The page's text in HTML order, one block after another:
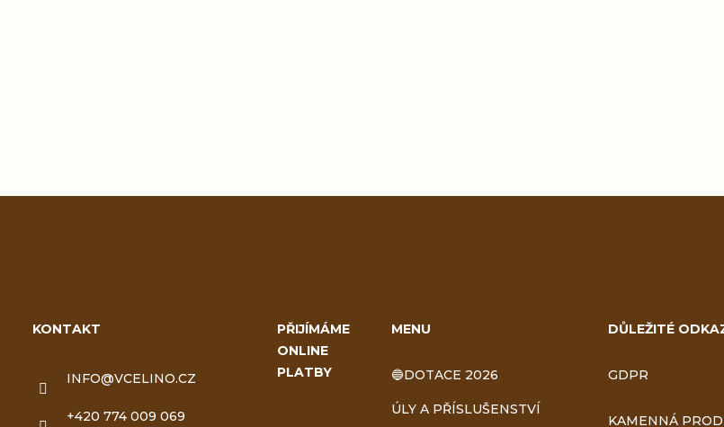
KONTAKT
INFO@VCELINO.CZ
+420 774 009 069
PŘIJÍMÁME
ONLINE
PLATBY
MENU
🔵DOTACE 2026
ÚLY A PŘÍSLUŠENSTVÍ
DŮLEŽITÉ
GDPR
KAMENNÁ